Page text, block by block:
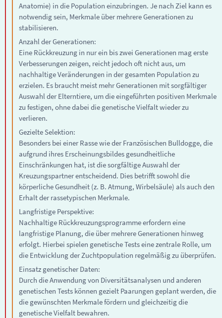
Anatomie) in die Population einzubringen. Je nach Ziel kann es
notwendig sein, Merkmale über mehrere Generationen zu
stabilisieren.
Anzahl der Generationen:
Eine Rückkreuzung in nur ein bis zwei Generationen mag erste
Verbesserungen zeigen, reicht jedoch oft nicht aus, um
nachhaltige Veränderungen in der gesamten Population zu
erzielen. Es braucht meist mehr Generationen mit sorgfältiger
Auswahl der Elterntiere, um die eingeführten positiven Merkmale
zu festigen, ohne dabei die genetische Vielfalt wieder zu
verlieren.
Gezielte Selektion:
Besonders bei einer Rasse wie der Französischen Bulldogge, die
aufgrund ihres Erscheinungsbildes gesundheitliche
Einschränkungen hat, ist die sorgfältige Auswahl der
Kreuzungspartner entscheidend. Dies betrifft sowohl die
körperliche Gesundheit (z. B. Atmung, Wirbelsäule) als auch den
Erhalt der rassetypischen Merkmale.
Langfristige Perspektive:
Nachhaltige Rückkreuzungsprogramme erfordern eine
langfristige Planung, die über mehrere Generationen hinweg
erfolgt. Hierbei spielen genetische Tests eine zentrale Rolle, um
die Entwicklung der Zuchtpopulation regelmäßig zu überprüfen.
Einsatz genetischer Daten:
Durch die Anwendung von Diversitätsanalysen und anderen
genetischen Tests können gezielt Paarungen geplant werden, die
die gewünschten Merkmale fördern und gleichzeitig die
genetische Vielfalt bewahren.